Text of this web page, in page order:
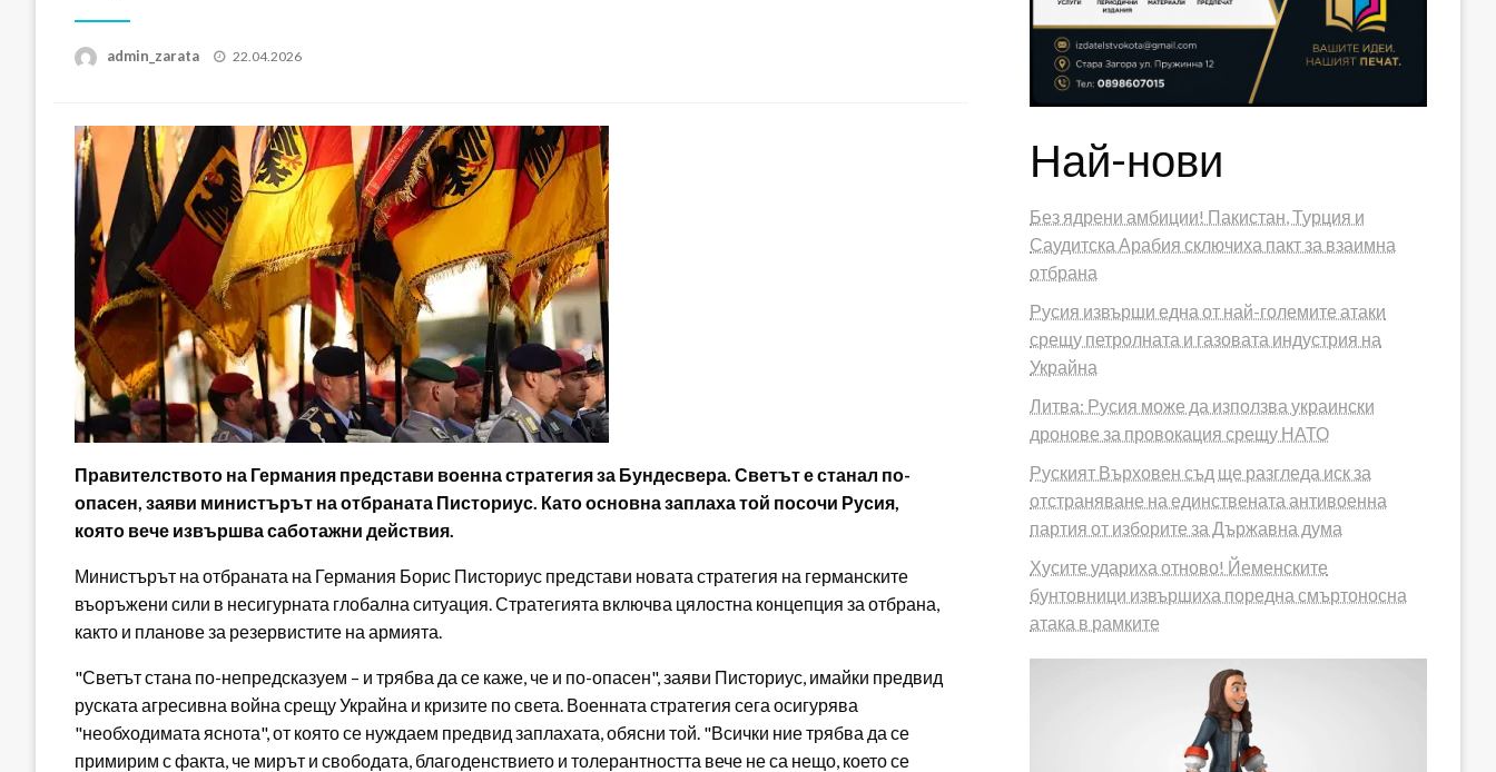
admin_zarata
Posted
22.04.2026
Правителството на Германия представи военна стратегия за Бундесвера. Светът е станал по-
опасен, заяви министърът на отбраната Писториус. Като основна заплаха той посочи Русия,
която вече извършва саботажни действия.
Министърът на отбраната на Германия Борис Писториус представи новата стратегия на германските
въоръжени сили в несигурната глобална ситуация. Стратегията включва цялостна концепция за отбрана,
както и планове за резервистите на армията.
"Светът стана по-непредсказуем – и трябва да се каже, че и по-опасен", заяви Писториус, имайки предвид
руската агресивна война срещу Украйна и кризите по света. Военната стратегия сега осигурява
"необходимата яснота", от която се нуждаем предвид заплахата, обясни той. "Всички ние трябва да се
примирим с факта, че мирът и свободата, благоденствието и толерантността вече не са нещо, което се
Най-нови
Без ядрени амбиции! Пакистан, Турция и
Саудитска Арабия сключиха пакт за взаимна
отбрана
Русия извърши една от най-големите атаки
срещу петролната и газовата индустрия на
Украйна
Литва: Русия може да използва украински
дронове за провокация срещу НАТО
Руският Върховен съд ще разгледа иск за
отстраняване на единствената антивоенна
партия от изборите за Държавна дума
Хусите удариха отново! Йеменските
бунтовници извършиха поредна смъртоносна
атака в рамките